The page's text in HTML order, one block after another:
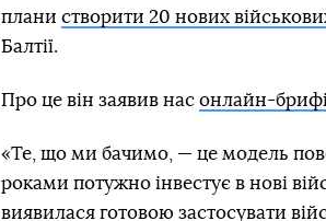
плани створити 20 нових
Балтії.
Про це він заявив нас онлайн-
«Те, що ми бачимо, — це модель
роками потужно інвестує в нові
виявилася готовою застосувати